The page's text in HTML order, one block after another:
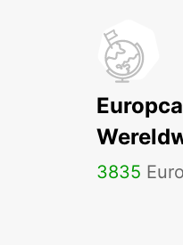
3835